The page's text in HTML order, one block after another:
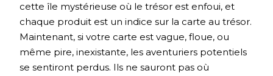
cette île mystérieuse où le trésor est enfoui, et
chaque produit est un indice sur la carte au trésor.
Maintenant, si votre carte est vague, floue, ou
même pire, inexistante, les aventuriers potentiels
se sentiront perdus. Ils ne sauront pas où